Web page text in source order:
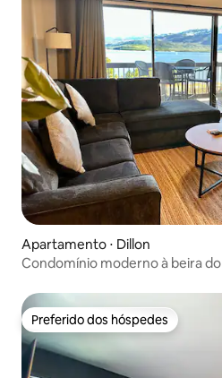
Apartamento ⋅ Dillon
Condomínio moderno à beira
Preferido dos hóspedes
Preferido dos hóspedes